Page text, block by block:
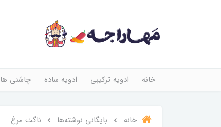
خانه ادویه ترکیبی ادویه ساده چاشنی ها
خانه بایگانی نوشته‌ها ناگت مرغ